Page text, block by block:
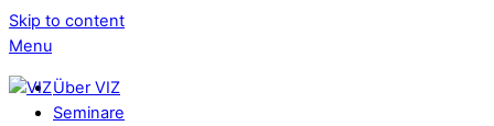
Skip to content
Menu
Über VIZ
Seminare